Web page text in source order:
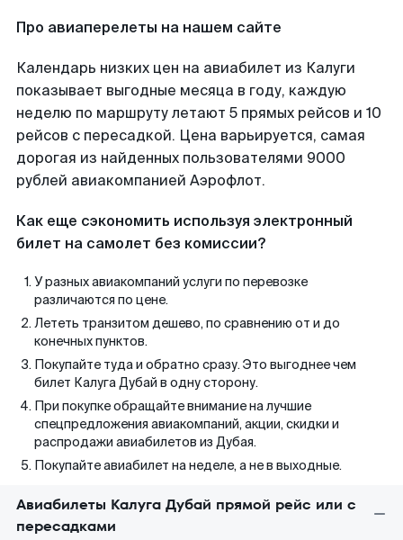
Про авиаперелеты на нашем сайте
Календарь низких цен на авиабилет из Калуги
показывает выгодные месяца в году, каждую
неделю по маршруту летают 5 прямых рейсов и 10
рейсов с пересадкой. Цена варьируется, самая
дорогая из найденных пользователями 9000
рублей авиакомпанией Аэрофлот.
Как еще сэкономить используя электронный
билет на самолет без комиссии?
У разных авиакомпаний услуги по перевозке
различаются по цене.
Лететь транзитом дешево, по сравнению от и до
конечных пунктов.
Покупайте туда и обратно сразу. Это выгоднее чем
билет Калуга Дубай в одну сторону.
При покупке обращайте внимание на лучшие
спецпредложения авиакомпаний, акции, скидки и
распродажи авиабилетов из Дубая.
Покупайте авиабилет на неделе, а не в выходные.
Авиабилеты Калуга Дубай прямой рейс или с
пересадками